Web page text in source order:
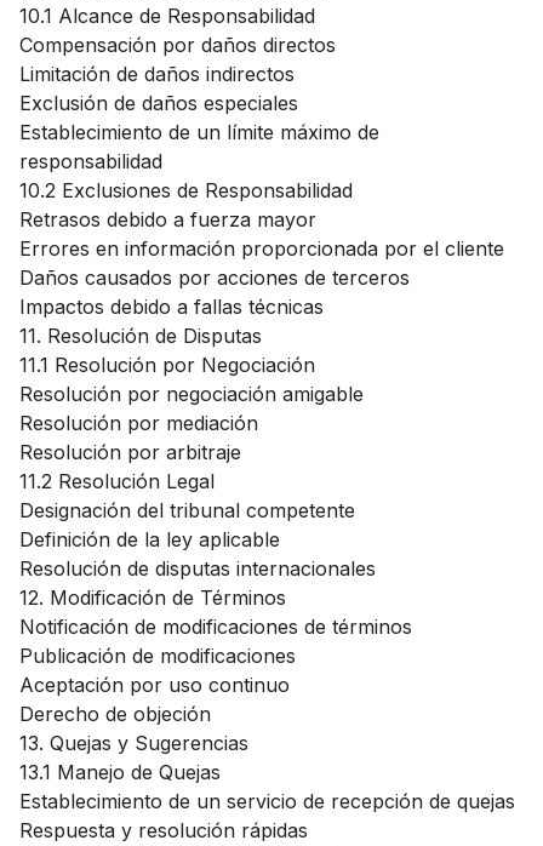
10.1 Alcance de Responsabilidad
Compensación por daños directos
Limitación de daños indirectos
Exclusión de daños especiales
Establecimiento de un límite máximo de
responsabilidad
10.2 Exclusiones de Responsabilidad
Retrasos debido a fuerza mayor
Errores en información proporcionada por el cliente
Daños causados por acciones de terceros
Impactos debido a fallas técnicas
11. Resolución de Disputas
11.1 Resolución por Negociación
Resolución por negociación amigable
Resolución por mediación
Resolución por arbitraje
11.2 Resolución Legal
Designación del tribunal competente
Definición de la ley aplicable
Resolución de disputas internacionales
12. Modificación de Términos
Notificación de modificaciones de términos
Publicación de modificaciones
Aceptación por uso continuo
Derecho de objeción
13. Quejas y Sugerencias
13.1 Manejo de Quejas
Establecimiento de un servicio de recepción de quejas
Respuesta y resolución rápidas